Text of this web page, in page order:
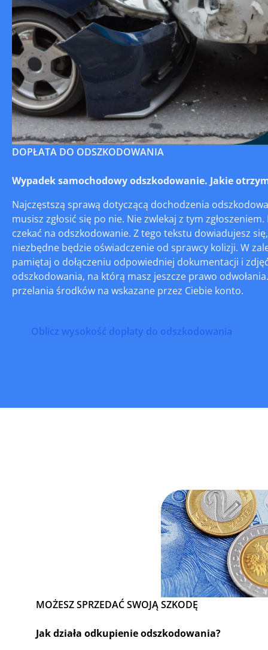
DOPŁATA DO ODSZKODOWANIA
Wypadek samochodowy odszkodowanie. Jakie
Najczęstszą sprawą dotyczącą dochodzenia
musisz zgłosić się po nie. Nie zwlekaj z tym
czekać na odszkodowanie. Z tego tekstu dowiadujesz
niezbędne będzie oświadczenie od sprawcy kolizji. W
pamiętaj o dołączeniu odpowiedniej dokumentacji i
odszkodowania, na którą masz jeszcze prawo
przelania środków na wskazane przez Ciebie konto.
Oblicz wysokość dopłaty do odszkodowania
MOŻESZ SPRZEDAĆ SWOJĄ SZKODĘ
Jak działa odkupienie odszkodowania?